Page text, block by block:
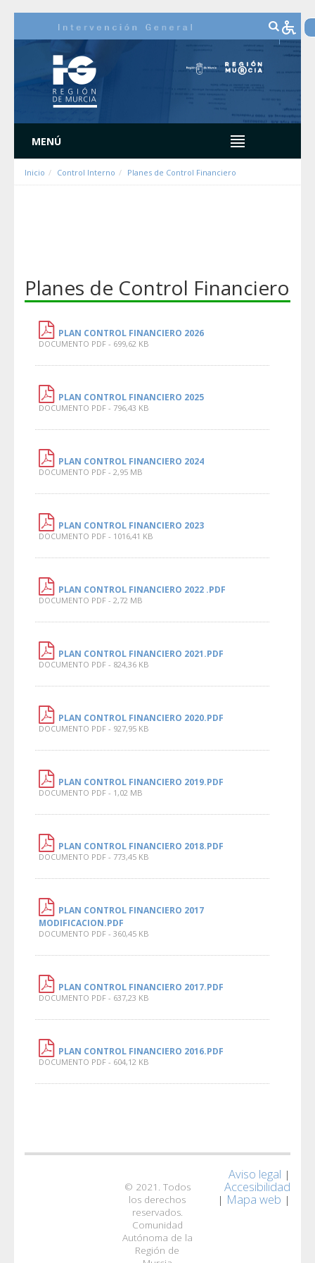
MENÚ
Inicio Control Interno Planes de Control Financiero
Planes de Control Financiero
PLAN CONTROL FINANCIERO 2026
DOCUMENTO PDF - 699,62 KB
PLAN CONTROL FINANCIERO 2025
DOCUMENTO PDF - 796,43 KB
PLAN CONTROL FINANCIERO 2024
DOCUMENTO PDF - 2,95 MB
PLAN CONTROL FINANCIERO 2023
DOCUMENTO PDF - 1016,41 KB
PLAN CONTROL FINANCIERO 2022 .PDF
DOCUMENTO PDF - 2,72 MB
PLAN CONTROL FINANCIERO 2021.PDF
DOCUMENTO PDF - 824,36 KB
PLAN CONTROL FINANCIERO 2020.PDF
DOCUMENTO PDF - 927,95 KB
PLAN CONTROL FINANCIERO 2019.PDF
DOCUMENTO PDF - 1,02 MB
PLAN CONTROL FINANCIERO 2018.PDF
DOCUMENTO PDF - 773,45 KB
PLAN CONTROL FINANCIERO 2017
MODIFICACION.PDF
DOCUMENTO PDF - 360,45 KB
PLAN CONTROL FINANCIERO 2017.PDF
DOCUMENTO PDF - 637,23 KB
PLAN CONTROL FINANCIERO 2016.PDF
DOCUMENTO PDF - 604,12 KB
© 2021. Todos
los derechos
reservados.
Comunidad
Autónoma de la
Región de
Aviso legal |
Accesibilidad
| Mapa web |